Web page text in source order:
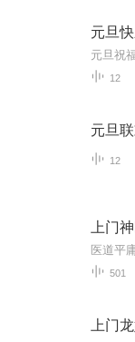
元旦
元旦祝
12
元旦
12
上门
501
上门